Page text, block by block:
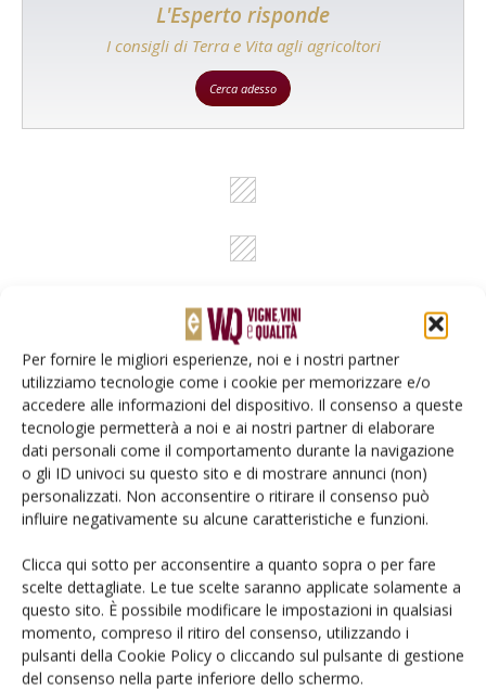
Per fornire le migliori esperienze, noi e i nostri partner
utilizziamo tecnologie come i cookie per memorizzare e/o
accedere alle informazioni del dispositivo. Il consenso a queste
tecnologie permetterà a noi e ai nostri partner di elaborare
dati personali come il comportamento durante la navigazione
o gli ID univoci su questo sito e di mostrare annunci (non)
personalizzati. Non acconsentire o ritirare il consenso può
influire negativamente su alcune caratteristiche e funzioni.
Clicca qui sotto per acconsentire a quanto sopra o per fare
scelte dettagliate. Le tue scelte saranno applicate solamente a
questo sito. È possibile modificare le impostazioni in qualsiasi
momento, compreso il ritiro del consenso, utilizzando i
pulsanti della Cookie Policy o cliccando sul pulsante di gestione
del consenso nella parte inferiore dello schermo.
L'Esperto risponde
I consigli di Terra e Vita agli agricoltori
Cerca adesso
Rimani aggiornato sul mondo
dell’agricoltura
Iscriviti alle nostre newsletter